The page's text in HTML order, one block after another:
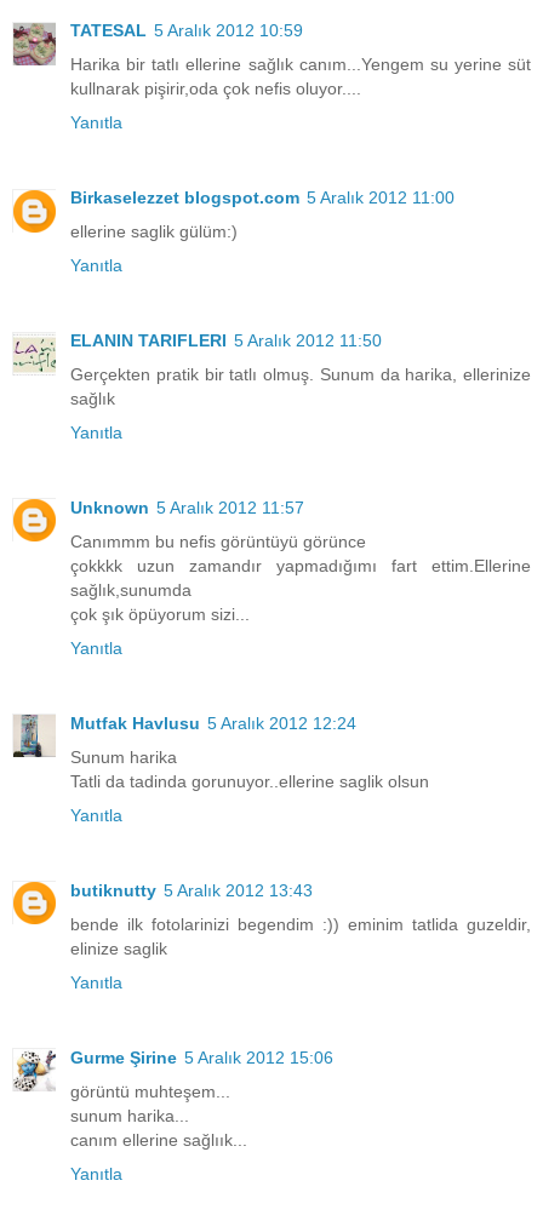
TATESAL 5 Aralık 2012 10:59
Harika bir tatlı ellerine sağlık canım...Yengem su yerine süt
kullnarak pişirir,oda çok nefis oluyor....
Yanıtla
Birkaselezzet blogspot.com 5 Aralık 2012 11:00
ellerine saglik gülüm:)
Yanıtla
ELANIN TARIFLERI 5 Aralık 2012 11:50
Gerçekten pratik bir tatlı olmuş. Sunum da harika, ellerinize
sağlık
Yanıtla
Unknown 5 Aralık 2012 11:57
Canımmm bu nefis görüntüyü görünce
çokkkk uzun zamandır yapmadığımı fart ettim.Ellerine
sağlık,sunumda
çok şık öpüyorum sizi...
Yanıtla
Mutfak Havlusu 5 Aralık 2012 12:24
Sunum harika
Tatli da tadinda gorunuyor..ellerine saglik olsun
Yanıtla
butiknutty 5 Aralık 2012 13:43
bende ilk fotolarinizi begendim :)) eminim tatlida guzeldir,
elinize saglik
Yanıtla
Gurme Şirine 5 Aralık 2012 15:06
görüntü muhteşem...
sunum harika...
canım ellerine sağlıık...
Yanıtla